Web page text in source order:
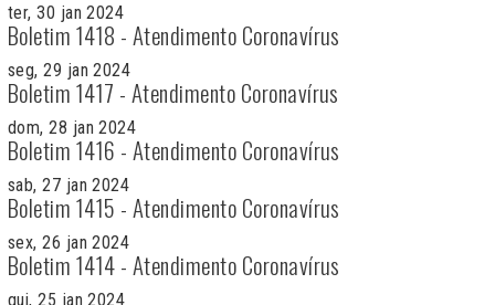
ter, 30 jan 2024
Boletim 1418 - Atendimento Coronavírus
seg, 29 jan 2024
Boletim 1417 - Atendimento Coronavírus
dom, 28 jan 2024
Boletim 1416 - Atendimento Coronavírus
sab, 27 jan 2024
Boletim 1415 - Atendimento Coronavírus
sex, 26 jan 2024
Boletim 1414 - Atendimento Coronavírus
qui, 25 jan 2024